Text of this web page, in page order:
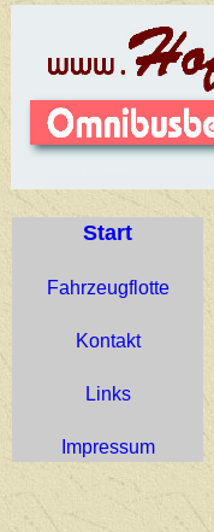
Start
Fahrzeugflotte
Kontakt
Links
Impressum